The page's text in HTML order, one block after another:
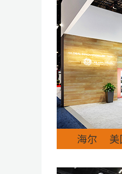
海尔 美